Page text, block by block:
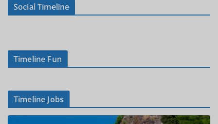
Social Timeline
Timeline Fun
Timeline Jobs